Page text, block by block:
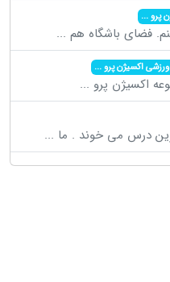
پرو...
فضای باشگاه هم ...
اکسیژن پرو...
اکسیژن پرو ...
درس می خوند . ما ...